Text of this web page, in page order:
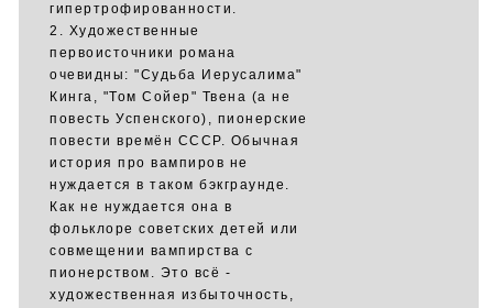
гипертрофированности.
2. Художественные
первоисточники романа
очевидны: "Судьба Иерусалима"
Кинга, "Том Сойер" Твена (а не
повесть Успенского), пионерские
повести времён СССР. Обычная
история про вампиров не
нуждается в таком бэкграунде.
Как не нуждается она в
фольклоре советских детей или
совмещении вампирства с
пионерством. Это всё -
художественная избыточность,